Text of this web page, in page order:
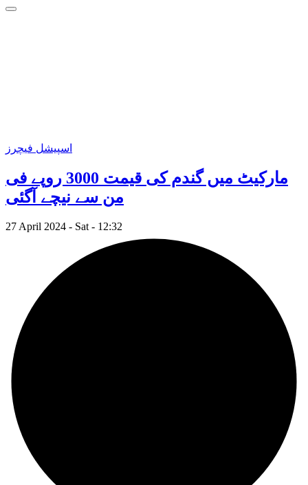
اسپیشل فیچرز
مارکیٹ میں گندم کی قیمت 3000 روپے فی
من سے نیچے آگئی
27 April 2024 - Sat - 12:32